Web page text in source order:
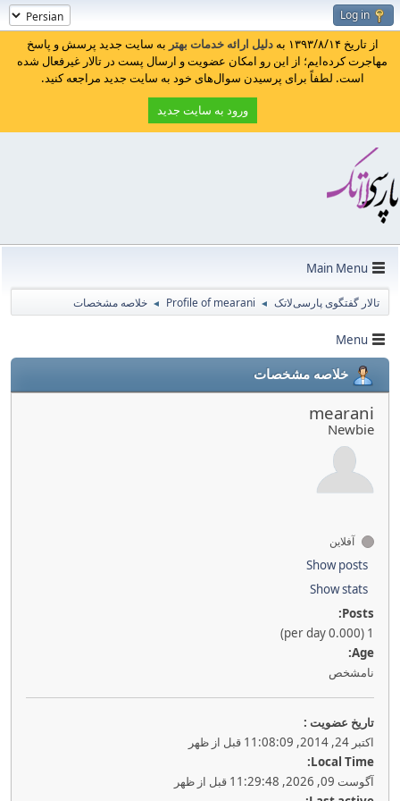
Log in
از تاریخ ۱۳۹۳/۸/۱۴ به دلیل ارائه خدمات بهتر به سایت جدید پرسش و پاسخ
مهاجرت کرده‌ایم؛ از این رو امکان عضویت و ارسال پست در تالار غیرفعال شده
است. لطفاً برای پرسیدن سوال‌های خود به سایت جدید مراجعه کنید.
ورود به سایت جدید
Main Menu
تالار گفتگوی پارسی‌لاتک ◄
Profile of mearani
◄ خلاصه مشخصات
Menu
خلاصه مشخصات
mearani
Newbie
آفلاین
Show posts
Show stats
Posts:
1 (0.000 per day)
Age:
نامشخص
تاريخ عضويت :
اکتبر 24, 2014, 11:08:09 قبل از ظهر
Local Time:
آگوست 09, 2026, 11:29:48 قبل از ظهر